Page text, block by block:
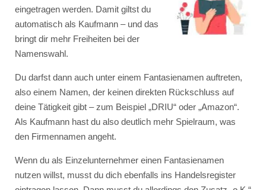
eingetragen werden. Damit giltst du
automatisch als Kaufmann – und das
bringt dir mehr Freiheiten bei der
Namenswahl.
Du darfst dann auch unter einem Fantasienamen auftreten,
also einem Namen, der keinen direkten Rückschluss auf
deine Tätigkeit gibt – zum Beispiel „DRIU“ oder „Amazon“.
Als Kaufmann hast du also deutlich mehr Spielraum, was
den Firmennamen angeht.
Wenn du als Einzelunternehmer einen Fantasienamen
nutzen willst, musst du dich ebenfalls ins Handelsregister